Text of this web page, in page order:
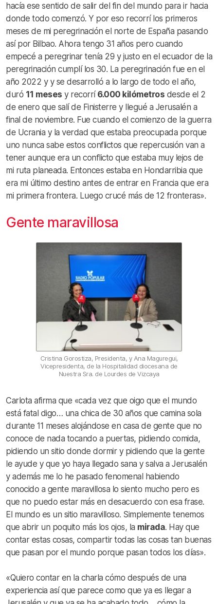
hacía ese sentido de salir del fin del mundo para ir hacia
donde todo comenzó. Y por eso recorrí los primeros
meses de mi peregrinación el norte de España pasando
así por Bilbao. Ahora tengo 31 años pero cuando
empecé a peregrinar tenía 29 y justo en el ecuador de la
peregrinación cumplí los 30. La peregrinación fue en el
año 2022 y y se desarrolló a lo largo de todo el año,
duró 11 meses y recorrí 6.000 kilómetros desde el 2
de enero que salí de Finisterre y llegué a Jerusalén a
final de noviembre. Fue cuando el comienzo de la guerra
de Ucrania y la verdad que estaba preocupada porque
uno nunca sabe estos conflictos que repercusión van a
tener aunque era un conflicto que estaba muy lejos de
mi ruta planeada. Entonces estaba en Hondarribia que
era mi último destino antes de entrar en Francia que era
mi primera frontera. Luego crucé más de 12 fronteras».
Gente maravillosa
Cristina Gorostiza, Presidenta, y Ana Maguregui,
Vicepresidenta, de la Hospitalidad diocesana de
Nuestra Sra. de Lourdes de Vizcaya
Carlota afirma que «cada vez que oigo que el mundo
está fatal digo… una chica de 30 años que camina sola
durante 11 meses alojándose en casa de gente que no
conoce de nada tocando a puertas, pidiendo comida,
pidiendo un sitio donde dormir y pidiendo que la gente
le ayude y que yo haya llegado sana y salva a Jerusalén
y además me lo he pasado fenomenal habiendo
conocido a gente maravillosa lo siento mucho pero es
que no puedo estar más en desacuerdo con esa frase.
El mundo es un sitio maravilloso. Simplemente tenemos
que abrir un poquito más los ojos, la mirada. Hay que
contar estas cosas, compartir todas las cosas tan buenas
que pasan por el mundo porque pasan todos los días».
«Quiero contar en la charla cómo después de una
experiencia así que parece como que ya es llegar a